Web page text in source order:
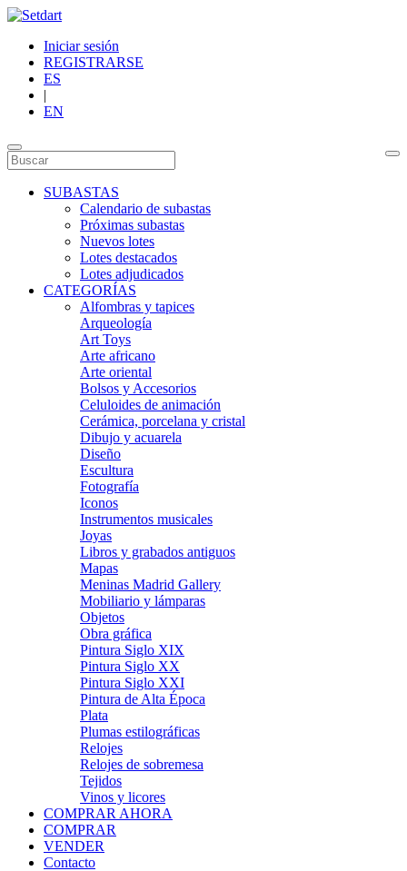
Iniciar sesión
REGISTRARSE
ES
|
EN
SUBASTAS
Calendario de subastas
Próximas subastas
Nuevos lotes
Lotes destacados
Lotes adjudicados
CATEGORÍAS
Alfombras y tapices
Arqueología
Art Toys
Arte africano
Arte oriental
Bolsos y Accesorios
Celuloides de animación
Cerámica, porcelana y cristal
Dibujo y acuarela
Diseño
Escultura
Fotografía
Iconos
Instrumentos musicales
Joyas
Libros y grabados antiguos
Mapas
Meninas Madrid Gallery
Mobiliario y lámparas
Objetos
Obra gráfica
Pintura Siglo XIX
Pintura Siglo XX
Pintura Siglo XXI
Pintura de Alta Época
Plata
Plumas estilográficas
Relojes
Relojes de sobremesa
Tejidos
Vinos y licores
COMPRAR AHORA
COMPRAR
VENDER
Contacto